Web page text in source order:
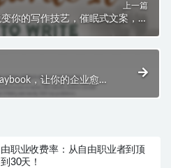
上一篇
变你的写作技艺，催眠式文案，让
，让你的企业愈战
职业收费率：从自由职业者到顶
30天！